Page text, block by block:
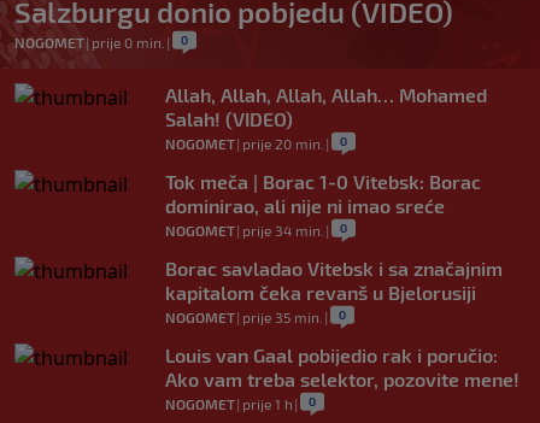
Salzburgu donio pobjedu (VIDEO)
NOGOMET| prije 0 min. | 0
Allah, Allah, Allah, Allah… Mohamed
Salah! (VIDEO)
NOGOMET| prije 20 min. | 0
Tok meča | Borac 1-0 Vitebsk: Borac
dominirao, ali nije ni imao sreće
NOGOMET| prije 34 min. | 0
Borac savladao Vitebsk i sa značajnim
kapitalom čeka revanš u Bjelorusiji
NOGOMET| prije 35 min. | 0
Louis van Gaal pobijedio rak i poručio:
Ako vam treba selektor, pozovite mene!
NOGOMET| prije 1 h | 0